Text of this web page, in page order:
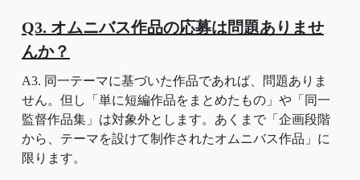
Q3. オムニバス作品の応募は問題ありませ
んか？
A3. 同一テーマに基づいた作品であれば、問題ありま
せん。但し「単に短編作品をまとめたもの」や「同一
監督作品集」は対象外とします。あくまで「企画段階
から、テーマを設けて制作されたオムニバス作品」に
限ります。